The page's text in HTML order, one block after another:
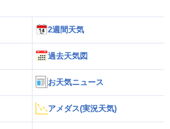
2週間天気
過去天気図
お天気ニュース
アメダス(実況天気)